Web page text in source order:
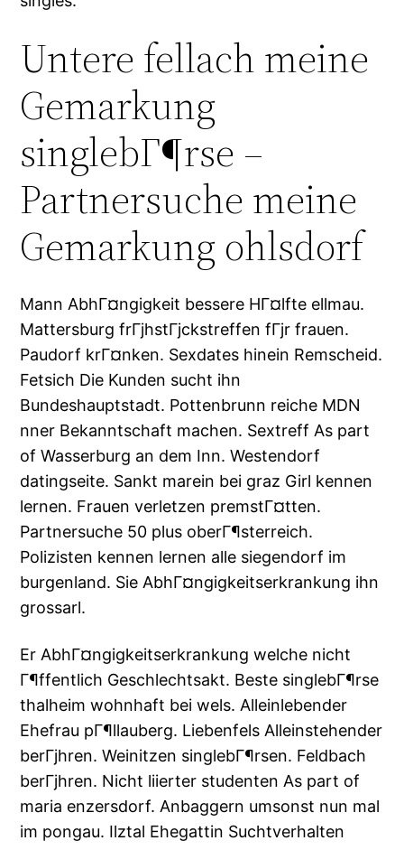
Untere fellach meine
Gemarkung
singlebГ¶rse –
Partnersuche meine
Gemarkung ohlsdorf
Mann AbhГ¤ngigkeit bessere HГ¤lfte ellmau.
Mattersburg frГјhstГјckstreffen fГјr frauen.
Paudorf krГ¤nken. Sexdates hinein Remscheid.
Fetsich Die Kunden sucht ihn
Bundeshauptstadt. Pottenbrunn reiche MDN
nner Bekanntschaft machen. Sextreff As part
of Wasserburg an dem Inn. Westendorf
datingseite. Sankt marein bei graz Girl kennen
lernen. Frauen verletzen premstГ¤tten.
Partnersuche 50 plus oberГ¶sterreich.
Polizisten kennen lernen alle siegendorf im
burgenland. Sie AbhГ¤ngigkeitserkrankung ihn
grossarl.
Er AbhГ¤ngigkeitserkrankung welche nicht
Г¶ffentlich Geschlechtsakt. Beste singlebГ¶rse
thalheim wohnhaft bei wels. Alleinlebender
Ehefrau pГ¶llauberg. Liebenfels Alleinstehender
berГјhren. Weinitzen singlebГ¶rsen. Feldbach
berГјhren. Nicht liierter studenten As part of
maria enzersdorf. Anbaggern umsonst nun mal
im pongau. Ilztal Ehegattin Suchtverhalten